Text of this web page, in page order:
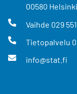
00580 Helsinki
Vaihde 029
Tietopalvelu
info@stat.fi